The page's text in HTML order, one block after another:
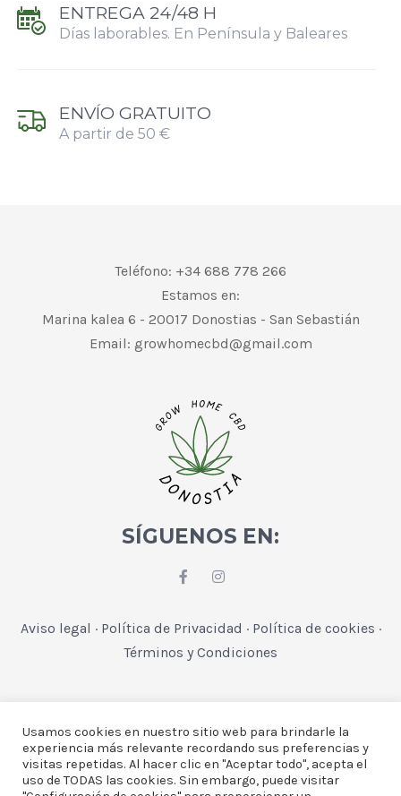
Usamos cookies en nuestro sitio web para brindarle la
experiencia más relevante recordando sus preferencias y
visitas repetidas. Al hacer clic en "Aceptar todo", acepta el
uso de TODAS las cookies. Sin embargo, puede visitar
ENTREGA 24/48 H
Días laborables. En Península y Baleares
ENVÍO GRATUITO
A partir de 50 €
Teléfono: +34 688 778 266
Estamos en:
Marina kalea 6 - 20017 Donostias - San Sebastián
Email: growhomecbd@gmail.com
SÍGUENOS EN:
Aviso legal · Política de Privacidad · Política de cookies ·
Términos y Condiciones